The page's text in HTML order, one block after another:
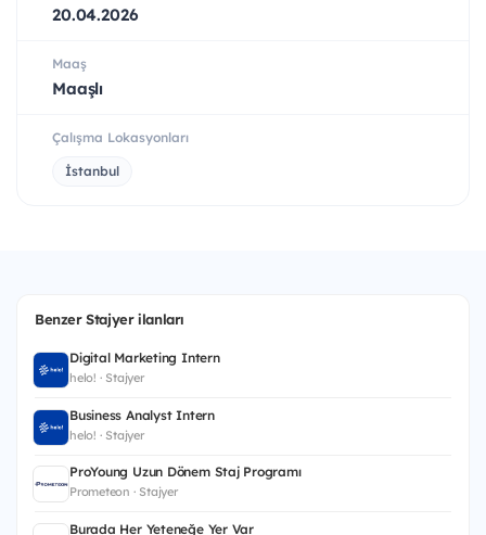
20.04.2026
Maaş
Maaşlı
Çalışma Lokasyonları
İstanbul
Benzer Stajyer ilanları
Digital Marketing Intern
helo! · Stajyer
Business Analyst Intern
helo! · Stajyer
ProYoung Uzun Dönem Staj Programı
Prometeon · Stajyer
Burada Her Yeteneğe Yer Var